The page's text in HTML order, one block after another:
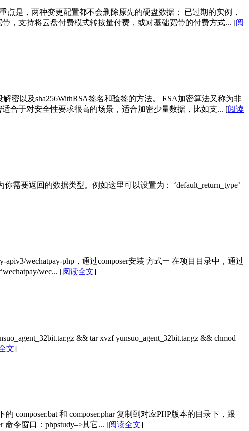
是，两种变更配置都不会删除原先的硬盘数据； 已过期的实例，
，支持将云盘付费模式转按量付费，或对基础宽带的付费方式... [阅
密以及sha256WithRSA签名和验签的方法。 RSA加密算法又称为非
合于对安全性要求很高的场景，适合加密少量数据，比如支... [阅读
需要返回的数据类型。例如这里可以设置为： ‘default_return_type’
wechatpay-php，通过composer安装 方式一 在项目目录中，通过
wec... [阅读全文]
&& tar xvzf yunsuo_agent_32bit.tar.gz && chmod
文]
composer.bat 和 composer.phar 复制到对应PHP版本的目录下，跟
命令窗口：phpstudy–>其它... [阅读全文]